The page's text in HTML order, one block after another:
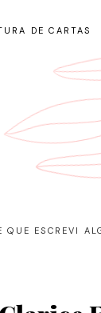
DE CARTAS
QUE ESCREVI